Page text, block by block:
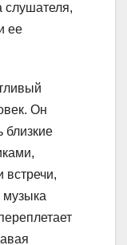
слушателя,
ее
Он
близкие
встречи,